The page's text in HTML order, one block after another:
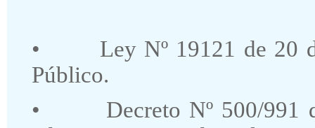
•
Ley Nº 19121 de 20
Público.
•
Decreto Nº 500/991